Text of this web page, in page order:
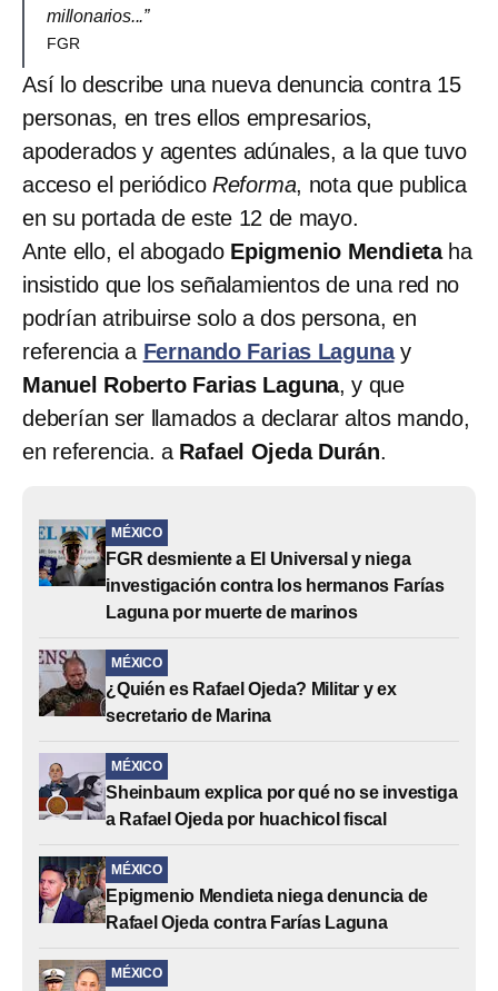
millonarios...”
FGR
Así lo describe una nueva denuncia contra 15
personas, en tres ellos empresarios,
apoderados y agentes adúnales, a la que tuvo
acceso el periódico Reforma, nota que publica
en su portada de este 12 de mayo.
Ante ello, el abogado Epigmenio Mendietaha
insistido que los señalamientos de una red no
podrían atribuirse solo a dos persona, en
referencia a Fernando Farias Lagunay
Manuel Roberto Farias Laguna, y que
deberían ser llamados a declarar altos mando,
en referencia. a Rafael Ojeda Durán.
MÉXICO
FGR desmiente a El Universal y niega
investigación contra los hermanos Farías
Laguna por muerte de marinos
MÉXICO
¿Quién es Rafael Ojeda? Militar y ex
secretario de Marina
MÉXICO
Sheinbaum explica por qué no se investiga
a Rafael Ojeda por huachicol fiscal
MÉXICO
Epigmenio Mendieta niega denuncia de
Rafael Ojeda contra Farías Laguna
MÉXICO